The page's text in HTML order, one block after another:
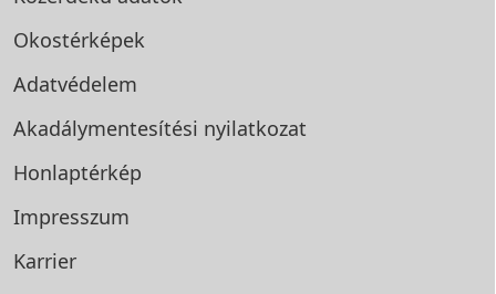
Okostérképek
Adatvédelem
Akadálymentesítési nyilatkozat
Honlaptérkép
Impresszum
Karrier